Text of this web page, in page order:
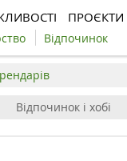
ПРОЄКТИ
Відпочинок
Відпочинок і хобі